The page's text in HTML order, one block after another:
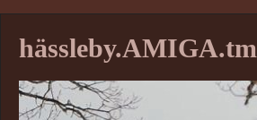
hässleby.AMIGA.tm